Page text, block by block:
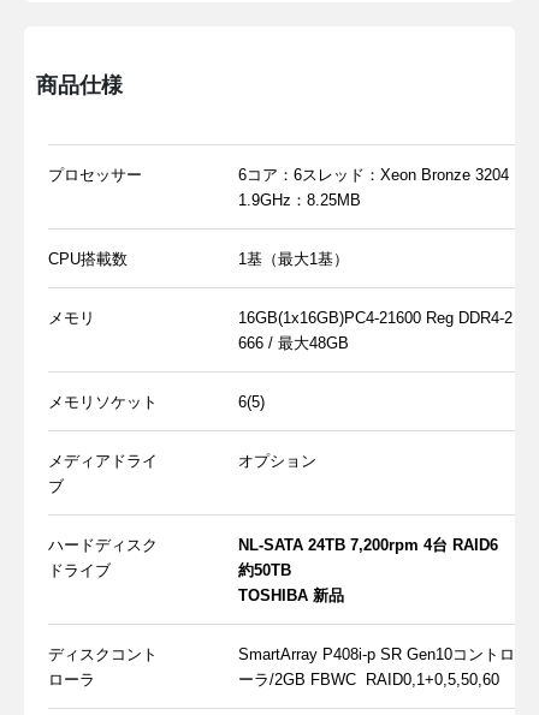
商品仕様
プロセッサー
6コア：6スレッド：Xeon Bronze 3204
1.9GHz：8.25MB
CPU搭載数 1基（最大1基）
メモリ
16GB(1x16GB)PC4-21600 Reg DDR4-2
666 / 最大48GB
メモリソケット 6(5)
メディアドライ
ブ
オプション
ハードディスク
ドライブ
NL-SATA 24TB 7,200rpm 4台 RAID6
約50TB
TOSHIBA 新品
ディスクコント
ローラ
SmartArray P408i-p SR Gen10コントロ
ーラ/2GB FBWC RAID0,1+0,5,50,60